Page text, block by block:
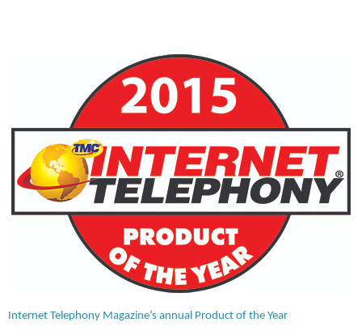
Internet Telephony Magazine’s annual Product of the Year